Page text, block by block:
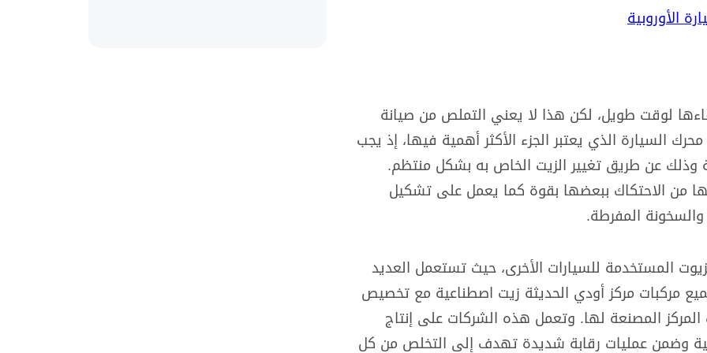
الأوروبية
لوقت طويل، لكن هذا لا يعني التملص من صيانة
السيارة الذي يعتبر الجزء الأكثر أهمية فيها، إذ يجب
وذلك عن طريق تغيير الزيت الخاص به بشكل منتظم.
من الاحتكاك ببعضها بقوة كما يعمل على تشكيل
المفرطة.
المستخدمة للسيارات الأخرى، حيث تستعمل العديد
مركبات مركز أودي الحديثة زيت اصطناعية مع تخصيص
المصنعة لها. وتعمل هذه الشركات على إنتاج
وضمن عمليات رقابة شديدة تهدف إلى التخلص من كل